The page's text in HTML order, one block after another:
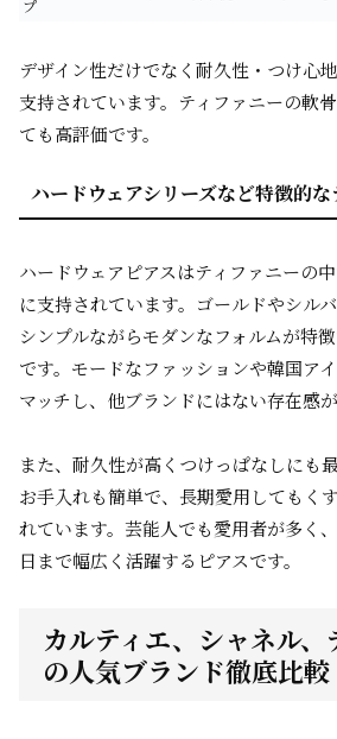
プ
デザイン性だけでなく耐久性・つけ心
支持されています。ティファニーの軟
ても高評価です。
ハードウェアシリーズなど特徴的
ハードウェアピアスはティファニーの
に支持されています。ゴールドやシル
シンプルながらモダンなフォルムが特
です。モードなファッションや韓国ア
マッチし、他ブランドにはない存在感が
また、耐久性が高くつけっぱなしにも
お手入れも簡単で、長期愛用してもく
れています。芸能人でも愛用者が多く
日まで幅広く活躍するピアスです。
カルティエ、シャネル、
の人気ブランド徹底比較